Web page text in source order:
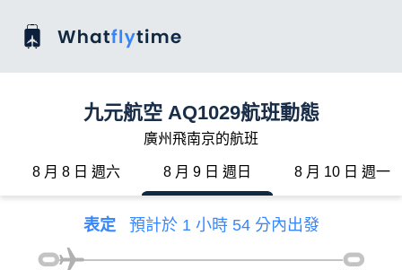
九元航空 AQ1029航班動態
廣州飛南京的航班
8 月 8 日 週六 8 月 9 日 週日 8 月 10 日 週一
表定 預計於 1 小時 54 分內出發